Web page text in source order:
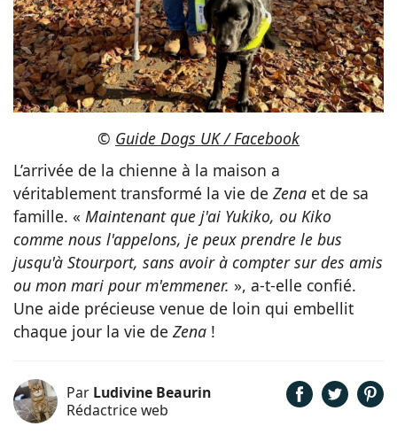
© Guide Dogs UK / Facebook
L’arrivée de la chienne à la maison a
véritablement transformé la vie de Zena et de sa
famille. « Maintenant que j'ai Yukiko, ou Kiko
comme nous l'appelons, je peux prendre le bus
jusqu'à Stourport, sans avoir à compter sur des amis
ou mon mari pour m'emmener. », a-t-elle confié.
Une aide précieuse venue de loin qui embellit
chaque jour la vie de Zena !
Par Ludivine Beaurin
Rédactrice web